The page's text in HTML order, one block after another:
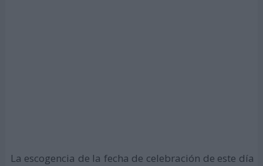
La escogencia de la fecha de celebración de este día